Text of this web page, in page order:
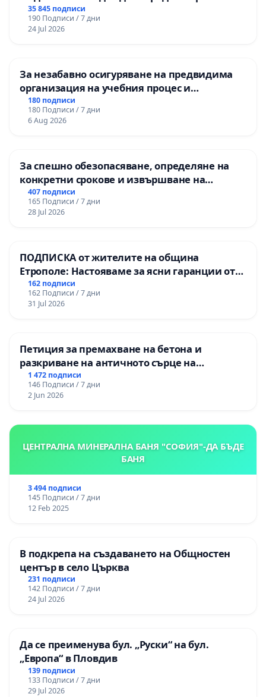
правата ни в тъмното
35 845 подписи
190 Подписи / 7 дни
24 Jul 2026
За незабавно осигуряване на предвидима
организация на учебния процес и
гарантиране на правото на равнопоставено
и качествено образование на учениците от
ОУ „Княз Александър I“ и Хуманитарна
180 подписи
180 Подписи / 7 дни
6 Aug 2026
За спешно обезопасяване, определяне на
конкретни срокове и извършване на
цялостна рехабилитация на
републиканския път между пътен възел АМ
„Тракия“ - гр. Ихтиман - с. Мирово - к.к.
407 подписи
165 Подписи / 7 дни
28 Jul 2026
ПОДПИСКА от жителите на община
Етрополе: Настояваме за ясни гаранции от
“Елаците-МЕД” АД и от държавата, че ще се
изпълнят всички екологични норми!
162 подписи
162 Подписи / 7 дни
31 Jul 2026
Петиция за премахване на бетона и
разкриване на античното сърце на
Могиланската могила във Враца
1 472 подписи
146 Подписи / 7 дни
2 Jun 2026
ЦЕНТРАЛНА МИНЕРАЛНА БАНЯ "СОФИЯ"-ДА БЪДЕ
БАНЯ
3 494 подписи
145 Подписи / 7 дни
12 Feb 2025
В подкрепа на създаването на Общностен
център в село Църква
231 подписи
142 Подписи / 7 дни
24 Jul 2026
Да се преименува бул. „Руски“ на бул.
„Европа“ в Пловдив
139 подписи
133 Подписи / 7 дни
29 Jul 2026